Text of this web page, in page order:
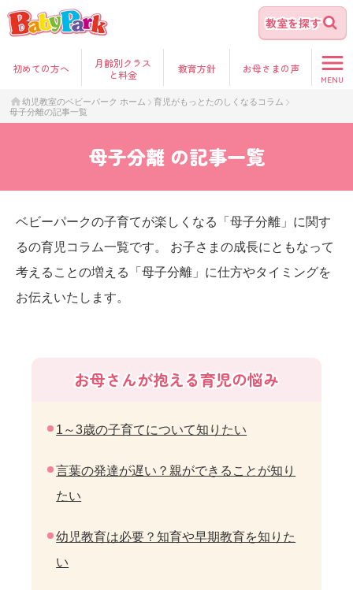
教室を探す
初めての方へ
月齢別クラス
と料金
教育方針 お母さまの声
MENU
幼児教室のベビーパーク ホーム
育児がもっとたのしくなるコラム
母子分離の記事一覧
母子分離の記事一覧
ベビーパークの子育てが楽しくなる「母子分離」に関す
るの育児コラム一覧です。 お子さまの成長にともなって
考えることの増える「母子分離」に仕方やタイミングを
お伝えいたします。
お母さんが抱える育児の悩み
1～3歳の子育てについて知りたい
言葉の発達が遅い？親ができることが知り
たい
幼児教育は必要？知育や早期教育を知りた
い